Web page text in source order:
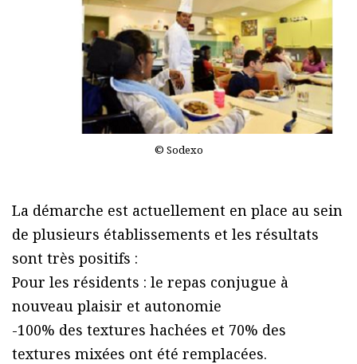
© Sodexo
La démarche est actuellement en place au sein
de plusieurs établissements et les résultats
sont très positifs :
Pour les résidents : le repas conjugue à
nouveau plaisir et autonomie
-100% des textures hachées et 70% des
textures mixées ont été remplacées.